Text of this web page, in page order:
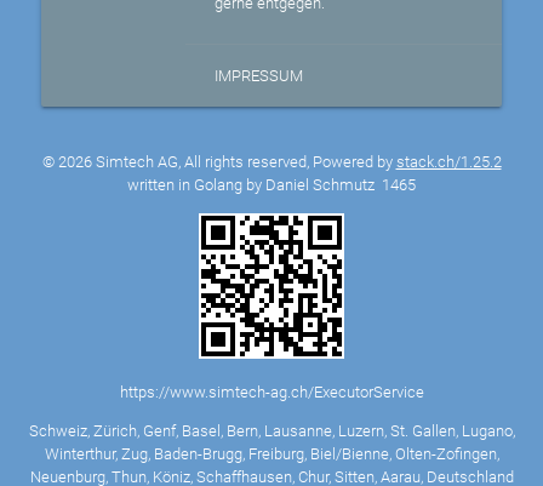
IMPRESSUM
© 2026 Simtech AG, All rights reserved, Powered by stack.ch/1.25.2
written in Golang by Daniel Schmutz 1465
https://www.simtech-ag.ch/ExecutorService
Schweiz, Zürich, Genf, Basel, Bern, Lausanne, Luzern, St. Gallen, Lugano,
Winterthur, Zug, Baden-Brugg, Freiburg, Biel/Bienne, Olten-Zofingen,
Neuenburg, Thun, Köniz, Schaffhausen, Chur, Sitten, Aarau, Deutschland